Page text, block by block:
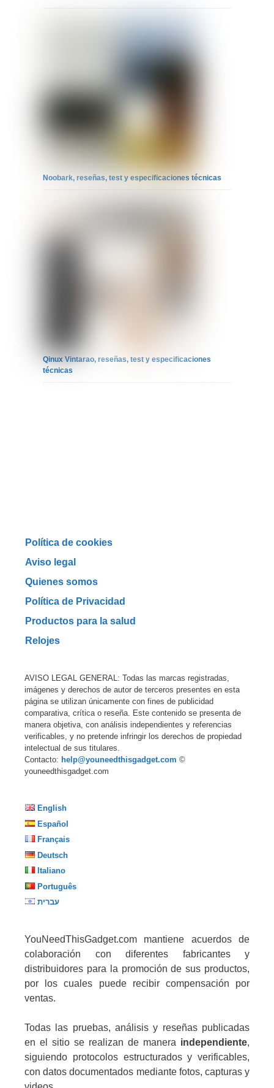
Noobark, reseñas, test y especificaciones técnicas
Qinux Vintarao, reseñas, test y especificaciones
técnicas
Política de cookies
Aviso legal
Quienes somos
Política de Privacidad
Productos para la salud
Relojes
AVISO LEGAL GENERAL: Todas las marcas registradas,
imágenes y derechos de autor de terceros presentes en esta
página se utilizan únicamente con fines de publicidad
comparativa, crítica o reseña. Este contenido se presenta de
manera objetiva, con análisis independientes y referencias
verificables, y no pretende infringir los derechos de propiedad
intelectual de sus titulares.
Contacto: help@youneedthisgadget.com ©
youneedthisgadget.com
English
Español
Français
Deutsch
Italiano
Português
עברית
YouNeedThisGadget.com mantiene acuerdos de
colaboración con diferentes fabricantes y
distribuidores para la promoción de sus productos,
por los cuales puede recibir compensación por
ventas.
Todas las pruebas, análisis y reseñas publicadas
en el sitio se realizan de manera independiente,
siguiendo protocolos estructurados y verificables,
con datos documentados mediante fotos, capturas y